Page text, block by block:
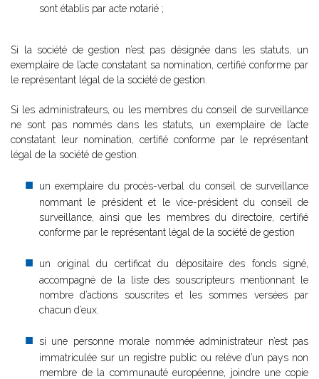
sont établis par acte notarié ;
Si la société de gestion n’est pas désignée dans les statuts, un
exemplaire de l’acte constatant sa nomination, certifié conforme par
le représentant légal de la société de gestion.
Si les administrateurs, ou les membres du conseil de surveillance
ne sont pas nommés dans les statuts, un exemplaire de l’acte
constatant leur nomination, certifié conforme par le représentant
légal de la société de gestion.
un exemplaire du procès-verbal du conseil de surveillance
nommant le président et le vice-président du conseil de
surveillance, ainsi que les membres du directoire, certifié
conforme par le représentant légal de la société de gestion
un original du certificat du dépositaire des fonds signé,
accompagné de la liste des souscripteurs mentionnant le
nombre d’actions souscrites et les sommes versées par
chacun d’eux.
si une personne morale nommée administrateur n’est pas
immatriculée sur un registre public ou relève d’un pays non
membre de la communauté européenne, joindre une copie